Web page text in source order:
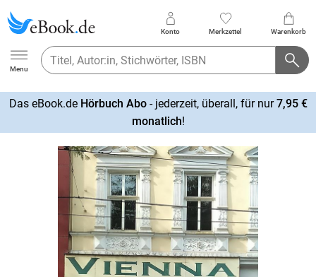
Ebook.de
Menu
Konto Merkzettel Warenkorb
Das eBook.de Hörbuch Abo- jederzeit, überall, für nur7,95 €
monatlich!